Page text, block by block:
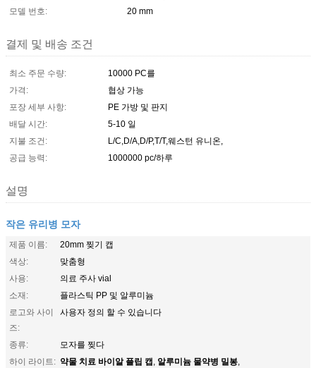
모델 번호:
20 mm
결제 및 배송 조건
최소 주문 수량:
10000 PC를
가격:
협상 가능
포장 세부 사항:
PE 가방 및 판지
배달 시간:
5-10 일
지불 조건:
L/C,D/A,D/P,T/T,웨스턴 유니온,
공급 능력:
1000000 pc/하루
설명
작은 유리병 모자
제품 이름:
20mm 찢기 캡
색상:
맞춤형
사용:
의료 주사 vial
소재:
플라스틱 PP 및 알루미늄
로고와 사이
즈:
사용자 정의 할 수 있습니다
종류:
모자를 찢다
하이 라이트: 약물 치료 바이알 플립 캡, 알루미늄 물약병 밀봉,